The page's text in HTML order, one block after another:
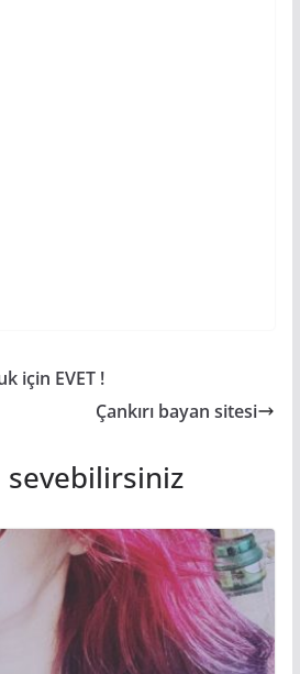
için EVET !
Çankırı bayan sitesi
sevebilirsiniz